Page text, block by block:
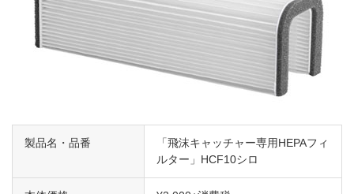
製品名・品番
「飛沫キャッチャー専用HEPAフィ
ルター」HCF10シロ